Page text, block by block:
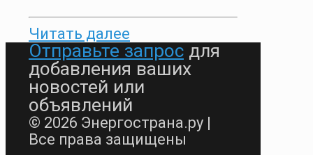
Читать далее
Отправьте запрос для
добавления ваших
новостей или
объявлений
© 2026 Энергострана.ру |
Все права защищены